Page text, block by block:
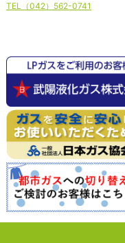
TEL（042）562-0741